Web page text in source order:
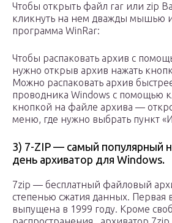
Чтобы открыть файл rar или zip
кликнуть на нем дважды мышью и
программа WinRar:
Чтобы распаковать архив с
нужно открыв архив нажать
Можно распаковать архив
проводника Windows с помощью
кнопкой на файле архива —
меню, где нужно выбрать пункт
3) 7-ZIP — самый популярный
день архиватор для Windows.
7zip — бесплатный файловый
степенью сжатия данных. Первая
выпущена в 1999 году. Кроме